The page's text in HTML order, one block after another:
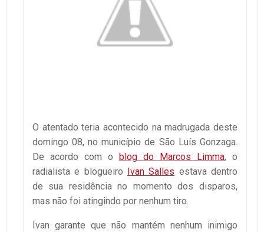
O atentado teria acontecido na madrugada deste
domingo 08, no município de São Luís Gonzaga.
De acordo com o
blog do Marcos Limma, o
radialista e blogueiro
Ivan Salles estava dentro
de sua residência no momento dos disparos,
mas não foi atingindo por nenhum tiro.
Ivan garante que não mantém nenhum inimigo